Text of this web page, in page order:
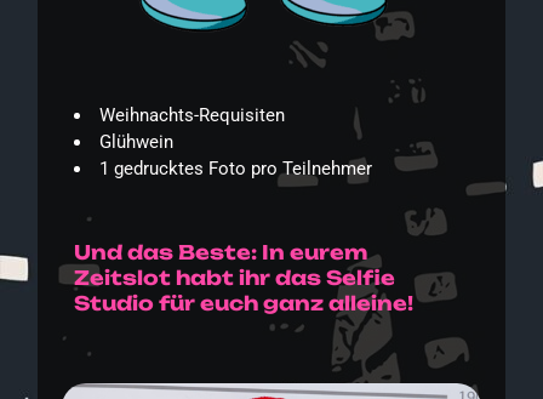
Weihnachts-Requisiten
Glühwein
1 gedrucktes Foto pro Teilnehmer
Und das Beste: In eurem
Zeitslot habt ihr das Selfie
Studio für euch ganz alleine!